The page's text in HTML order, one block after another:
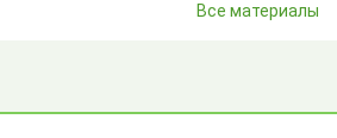
кочует по кровати?
Все материалы